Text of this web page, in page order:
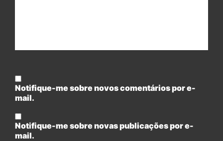
Notifique-me sobre novos comentários por e-
mail.
Notifique-me sobre novas publicações por e-
mail.